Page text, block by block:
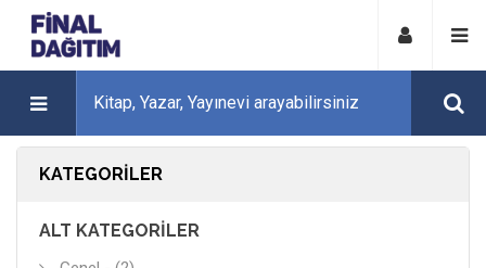
KATEGORILER
ALT KATEGORILER